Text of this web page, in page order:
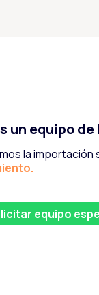
un equipo
la importación
equipo